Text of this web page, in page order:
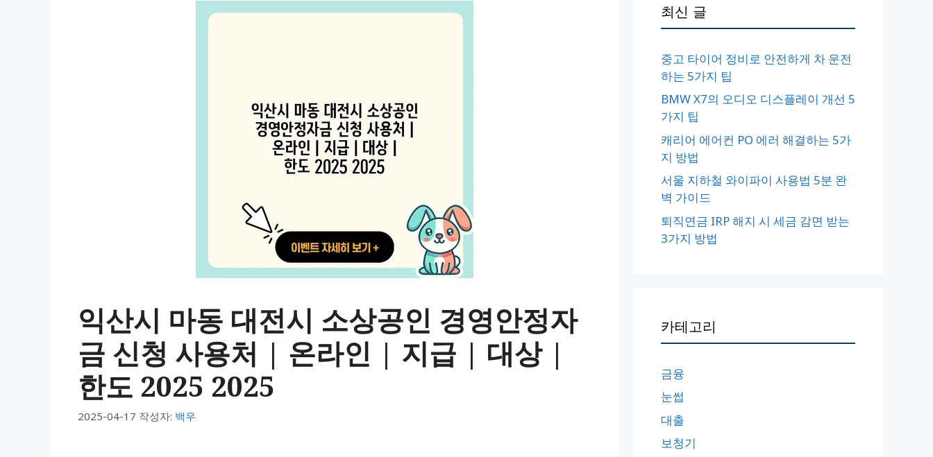
익산시 마동 대전시 소상공인 경영안정자
금 신청 사용처 | 온라인 | 지급 | 대상 |
한도 2025 2025
2025-04-17 작성자: 백우
최신 글
중고 타이어 정비로 안전하게 차 운전
하는 5가지 팁
BMW X7의 오디오 디스플레이 개선 5
가지 팁
캐리어 에어컨 PO 에러 해결하는 5가
지 방법
서울 지하철 와이파이 사용법 5분 완
벽 가이드
퇴직연금 IRP 해지 시 세금 감면 받는
3가지 방법
카테고리
금융
눈썹
대출
보청기